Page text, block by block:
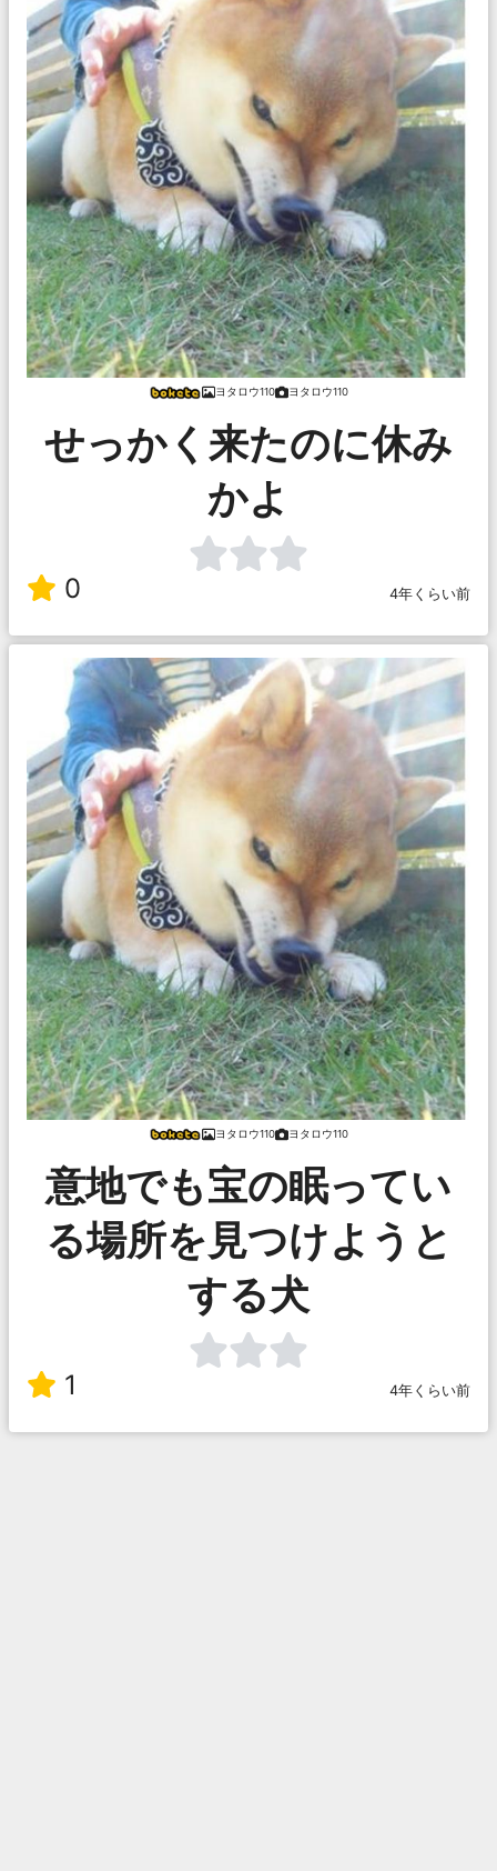
ヨタロウ110 ヨタロウ110
せっかく来たのに休み
かよ
0 4年くらい前
ヨタロウ110 ヨタロウ110
意地でも宝の眠ってい
る場所を見つけようと
する犬
1 4年くらい前